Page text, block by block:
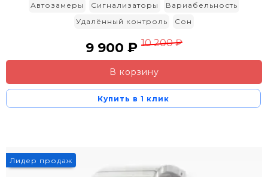
Автозамеры
Сигнализаторы
Вариабельность
Удалённый контроль
Сон
9 900 ₽ 10 200 ₽
В корзину
Купить в 1 клик
Лидер продаж